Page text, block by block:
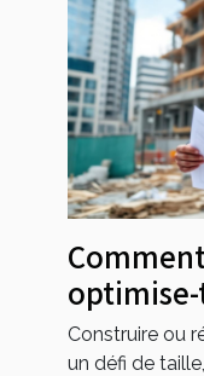
Construire ou
un défi de